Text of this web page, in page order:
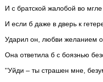
И с братской жалобой во
И если б даже в дверь к
Ударил он, любви желанием
Она ответила б с боязнью
''Уйди – ты страшен мне,